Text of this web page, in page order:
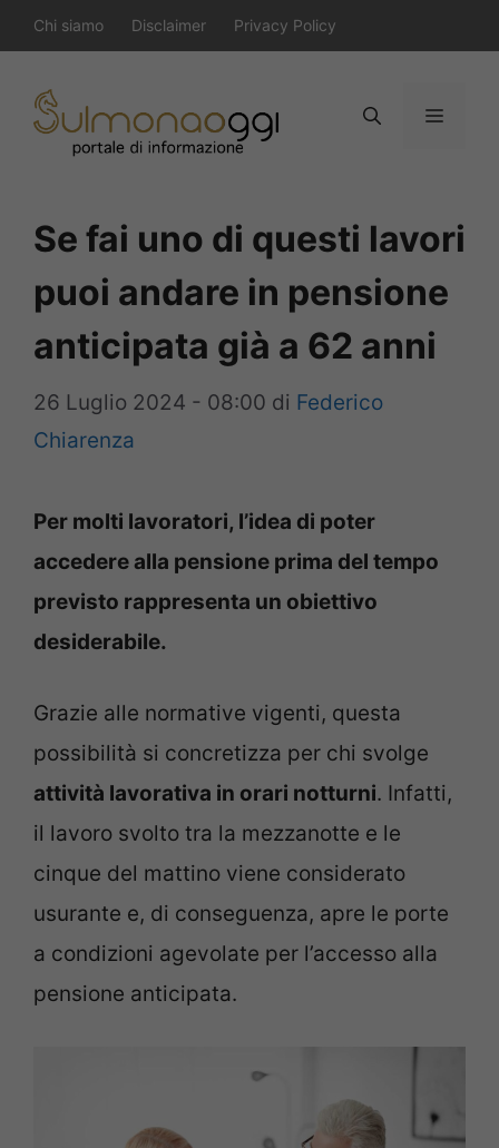
al
contenuto
Chi siamo Disclaimer Privacy Policy
Menu
Se fai uno di questi lavori
puoi andare in pensione
anticipata già a 62 anni
26 Luglio 2024 - 08:00 di Federico
Chiarenza
Per molti lavoratori, l’idea di poter
accedere alla pensione prima del tempo
previsto rappresenta un obiettivo
desiderabile.
Grazie alle normative vigenti, questa
possibilità si concretizza per chi svolge
attività lavorativa in orari notturni. Infatti,
il lavoro svolto tra la mezzanotte e le
cinque del mattino viene considerato
usurante e, di conseguenza, apre le porte
a condizioni agevolate per l’accesso alla
pensione anticipata.